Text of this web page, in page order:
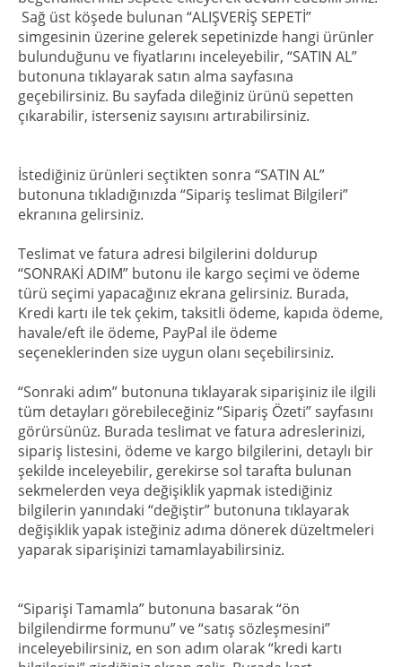
Sağ üst köşede bulunan “ALIŞVERİŞ SEPETİ”
simgesinin üzerine gelerek sepetinizde hangi ürünler
bulunduğunu ve fiyatlarını inceleyebilir, “SATIN AL”
butonuna tıklayarak satın alma sayfasına
geçebilirsiniz. Bu sayfada dileğiniz ürünü sepetten
çıkarabilir, isterseniz sayısını artırabilirsiniz.
İstediğiniz ürünleri seçtikten sonra “SATIN AL”
butonuna tıkladığınızda “Sipariş teslimat Bilgileri”
ekranına gelirsiniz.
Teslimat ve fatura adresi bilgilerini doldurup
“SONRAKİ ADIM” butonu ile kargo seçimi ve ödeme
türü seçimi yapacağınız ekrana gelirsiniz. Burada,
Kredi kartı ile tek çekim, taksitli ödeme, kapıda ödeme,
havale/eft ile ödeme, PayPal ile ödeme
seçeneklerinden size uygun olanı seçebilirsiniz.
“Sonraki adım” butonuna tıklayarak siparişiniz ile ilgili
tüm detayları görebileceğiniz “Sipariş Özeti” sayfasını
görürsünüz. Burada teslimat ve fatura adreslerinizi,
sipariş listesini, ödeme ve kargo bilgilerini, detaylı bir
şekilde inceleyebilir, gerekirse sol tarafta bulunan
sekmelerden veya değişiklik yapmak istediğiniz
bilgilerin yanındaki “değiştir” butonuna tıklayarak
değişiklik yapak isteğiniz adıma dönerek düzeltmeleri
yaparak siparişinizi tamamlayabilirsiniz.
“Siparişi Tamamla” butonuna basarak “ön
bilgilendirme formunu” ve “satış sözleşmesini”
inceleyebilirsiniz, en son adım olarak “kredi kartı